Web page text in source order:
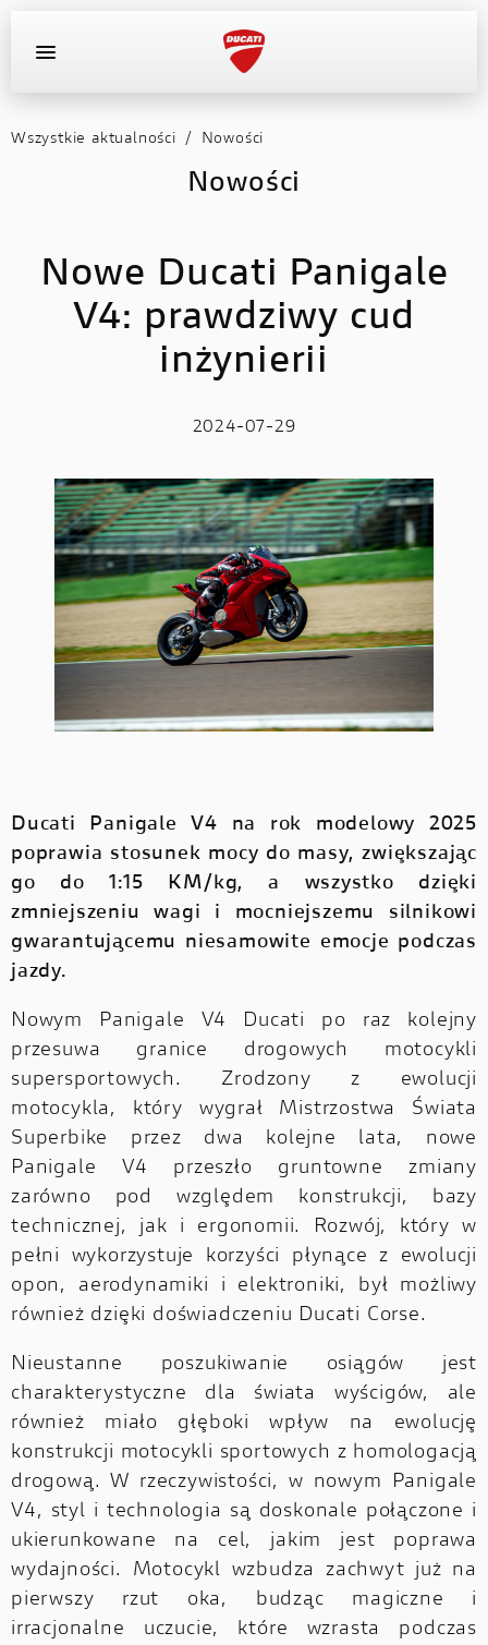
OFERTA DEALERA
MOTOCYKLE
AKTUALNOŚCI
OFERTA DEALERA
Wszystkie aktualności / Nowości
Nowości
Nowe Ducati Panigale
V4: prawdziwy cud
inżynierii
2024-07-29
Ducati Panigale V4 na rok modelowy 2025
poprawia stosunek mocy do masy, zwiększając
go do 1:15 KM/kg, a wszystko dzięki
zmniejszeniu wagi i mocniejszemu silnikowi
gwarantującemu niesamowite emocje podczas
jazdy.
Nowym Panigale V4 Ducati po raz kolejny
przesuwa granice drogowych motocykli
supersportowych. Zrodzony z ewolucji
motocykla, który wygrał Mistrzostwa Świata
Superbike przez dwa kolejne lata, nowe
Panigale V4 przeszło gruntowne zmiany
zarówno pod względem konstrukcji, bazy
technicznej, jak i ergonomii. Rozwój, który w
pełni wykorzystuje korzyści płynące z ewolucji
opon, aerodynamiki i elektroniki, był możliwy
również dzięki doświadczeniu Ducati Corse.
Nieustanne poszukiwanie osiągów jest
charakterystyczne dla świata wyścigów, ale
również miało głęboki wpływ na ewolucję
konstrukcji motocykli sportowych z homologacją
drogową. W rzeczywistości, w nowym Panigale
V4, styl i technologia są doskonale połączone i
ukierunkowane na cel, jakim jest poprawa
wydajności. Motocykl wzbudza zachwyt już na
pierwszy rzut oka, budząc magiczne i
irracjonalne uczucie, które wzrasta podczas